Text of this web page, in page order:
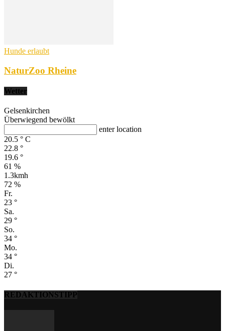
Hunde erlaubt
NaturZoo Rheine
Wetter
Gelsenkirchen
Überwiegend bewölkt
enter location
20.5 ° C
22.8 °
19.6 °
61 %
1.3kmh
72 %
Fr.
23 °
Sa.
29 °
So.
34 °
Mo.
34 °
Di.
27 °
REDAKTIONSTIPP